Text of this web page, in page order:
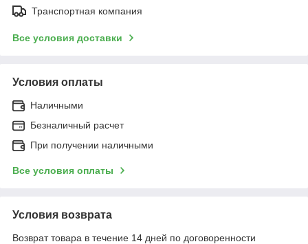
Транспортная компания
Все условия доставки
Условия оплаты
Наличными
Безналичный расчет
При получении наличными
Все условия оплаты
Условия возврата
Возврат товара в течение 14 дней по договоренности